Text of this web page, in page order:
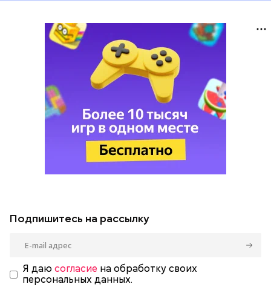
Подпишитесь на рассылку
Я даю согласие на обработку своих
персональных данных.